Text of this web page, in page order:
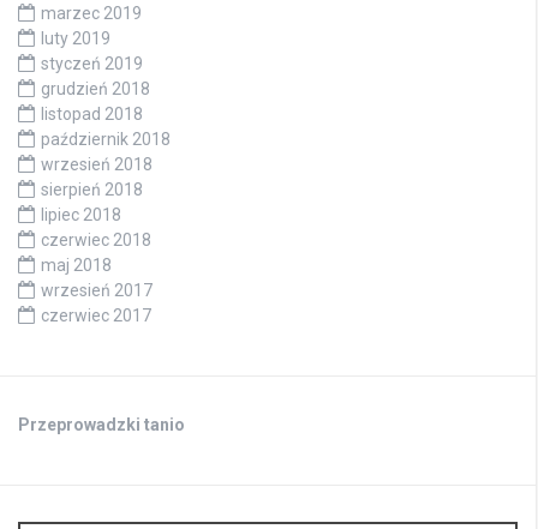
marzec 2019
luty 2019
styczeń 2019
grudzień 2018
listopad 2018
październik 2018
wrzesień 2018
sierpień 2018
lipiec 2018
czerwiec 2018
maj 2018
wrzesień 2017
czerwiec 2017
Przeprowadzki tanio